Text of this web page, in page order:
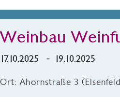
Weinbau
17.10.2025 - 19.10.2025
Ort: Ahornstraße 3